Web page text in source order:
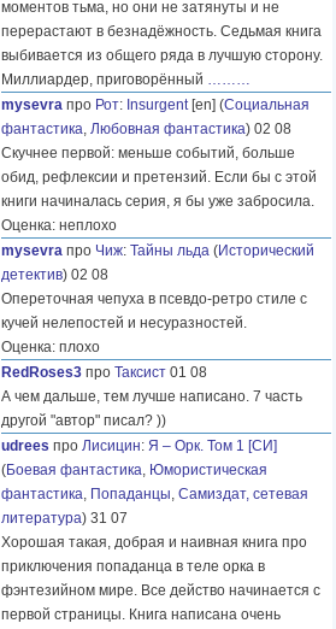
моментов тьма, но они не затянуты и не
перерастают в безнадёжность. Седьмая книга
выбивается из общего ряда в лучшую сторону.
Миллиардер, приговорённый ………
mysevra про Рот: Insurgent[en] (Социальная
фантастика, Любовная фантастика) 02 08
Скучнее первой: меньше событий, больше
обид, рефлексии и претензий. Если бы с этой
книги начиналась серия, я бы уже забросила.
Оценка: неплохо
mysevra про Чиж: Тайны льда (Исторический
детектив) 02 08
Опереточная чепуха в псевдо-ретро стиле с
кучей нелепостей и несуразностей.
Оценка: плохо
RedRoses3 про Таксист 01 08
А чем дальше, тем лучше написано. 7 часть
другой "автор" писал? ))
udrees про Лисицин: Я – Орк. Том 1 [СИ]
(Боевая фантастика, Юмористическая
фантастика, Попаданцы, Самиздат, сетевая
литература) 31 07
Хорошая такая, добрая и наивная книга про
приключения попаданца в теле орка в
фэнтезийном мире. Все действо начинается с
первой страницы. Книга написана очень